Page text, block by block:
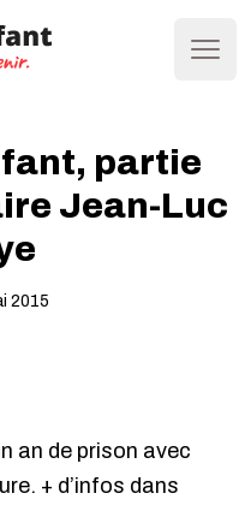
partie
Jean-Luc
2015
an de prison avec
+ d’infos dans